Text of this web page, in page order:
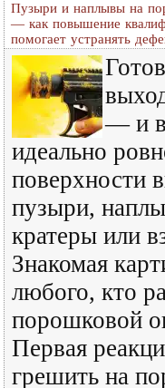
Пузыри и наплывы на
— как повышение
помогает устранять
— и
идеально
поверхности
пузыри,
кратеры или
Знакомая
любого, кто
порошковой
Первая
грешить на